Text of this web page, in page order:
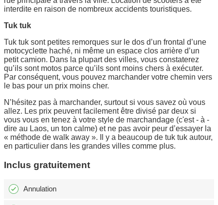
interdite en raison de nombreux accidents touristiques.
Tuk tuk
Tuk tuk sont petites remorques sur le dos d’un frontal d’une
motocyclette haché, ni même un espace clos arrière d’un
petit camion. Dans la plupart des villes, vous constaterez
qu’ils sont motos parce qu’ils sont moins chers à exécuter.
Par conséquent, vous pouvez marchander votre chemin vers
le bas pour un prix moins cher.
N’hésitez pas à marchander, surtout si vous savez où vous
allez. Les prix peuvent facilement être divisé par deux si
vous vous en tenez à votre style de marchandage (c'est - à -
dire au Laos, un ton calme) et ne pas avoir peur d’essayer la
« méthode de walk away ». Il y a beaucoup de tuk tuk autour,
en particulier dans les grandes villes comme plus.
Inclus gratuitement
Annulation